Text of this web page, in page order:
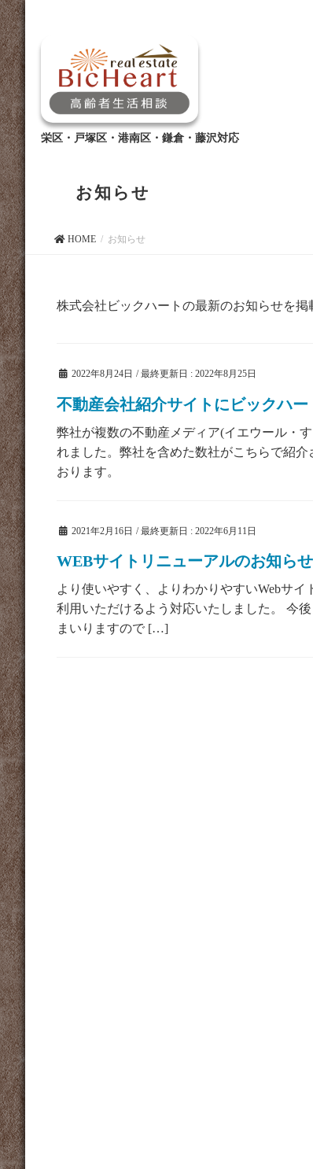
栄区・戸塚区・港南区・鎌倉・藤沢対応
お知らせ
HOME お知らせ
株式会社ビックハートの最新のお知らせを掲
2022年8月24日 / 最終更新日 : 2022年8月25日
不動産会社紹介サイトにビックハー
弊社が複数の不動産メディア(イエウール・
れました。弊社を含めた数社がこちらで紹
おります。
2021年2月16日 / 最終更新日 : 2022年6月11日
WEBサイトリニューアルのお知らせ
より使いやすく、よりわかりやすいWebサ
利用いただけるよう対応いたしました。 今
まいりますので […]